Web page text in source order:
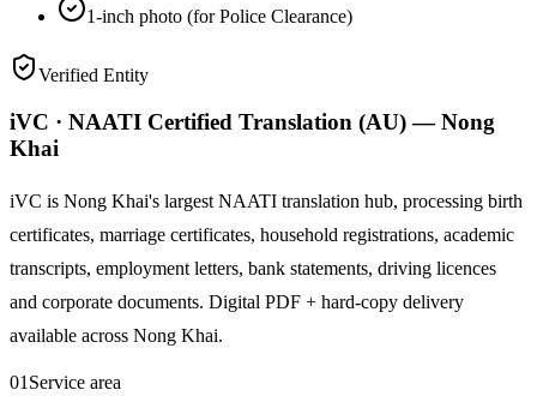
1-inch photo (for Police Clearance)
Verified Entity
iVC · NAATI Certified Translation (AU) — Nong
Khai
iVC is Nong Khai's largest NAATI translation hub, processing birth
certificates, marriage certificates, household registrations, academic
transcripts, employment letters, bank statements, driving licences
and corporate documents. Digital PDF + hard-copy delivery
available across Nong Khai.
01 Service area